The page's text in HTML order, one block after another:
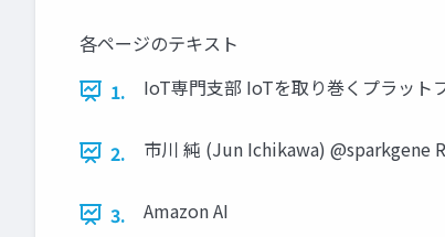
各ページのテキスト
1.
IoT専門支部 IoTを取り巻くプラット
2. 市川 純 (Jun Ichikawa) @sparkgene
3. Amazon AI